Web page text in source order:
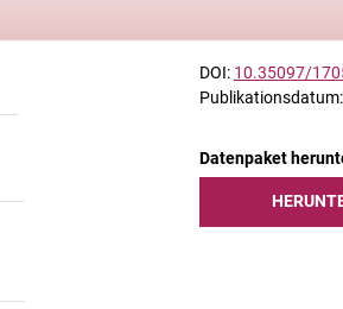
DOI: 10.35097/
Datenpaket